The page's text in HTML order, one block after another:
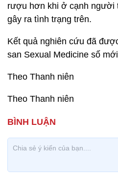
rượu hơn khi ở cạnh người
gây ra tình trạng trên.
Kết quả nghiên cứu đã
san Sexual Medicine số
Theo Thanh niên
Theo Thanh niên